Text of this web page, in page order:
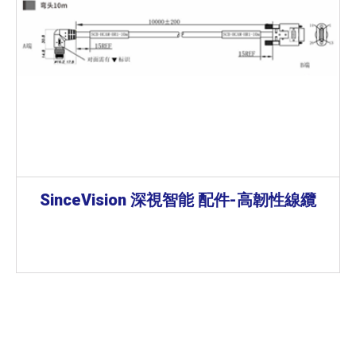
SinceVision 深視智能 配件-高韌性線纜